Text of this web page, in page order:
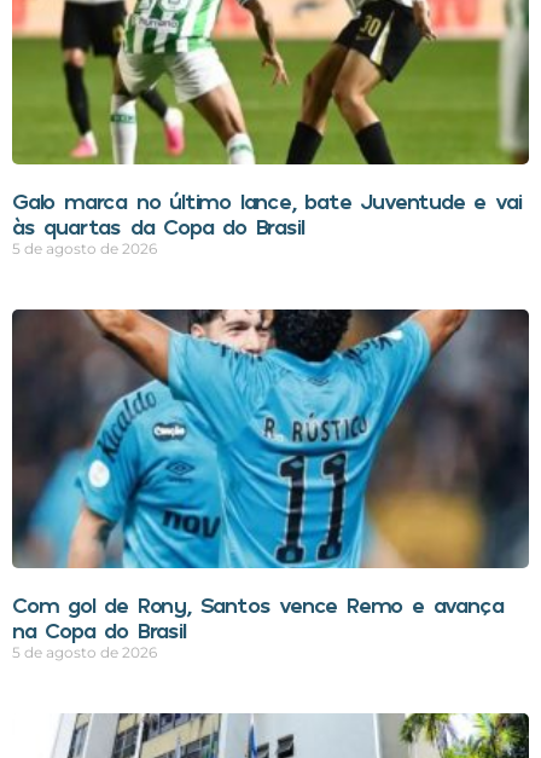
Galo marca no último lance, bate Juventude e vai
às quartas da Copa do Brasil
5 de agosto de 2026
Com gol de Rony, Santos vence Remo e avança
na Copa do Brasil
5 de agosto de 2026